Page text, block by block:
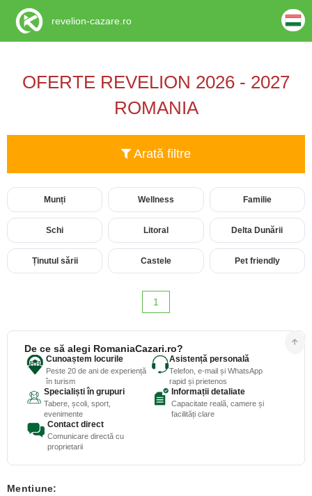
OFERTE REVELION 2026 - 2027
ROMANIA
Arată filtre
Munți Wellness Familie
Schi Litoral Delta Dunării
Ținutul sării Castele Pet friendly
1
De ce să alegi RomaniaCazari.ro?
Cunoaștem locurile
Peste 20 de ani de experiență
în turism
Asistență personală
Telefon, e-mail și WhatsApp
rapid și prietenos
Specialiști în grupuri
Tabere, școli, sport,
evenimente
Informații detaliate
Capacitate reală, camere și
facilități clare
Contact direct
Comunicare directă cu
proprietarii
Mentiune:
revelion-cazare.ro